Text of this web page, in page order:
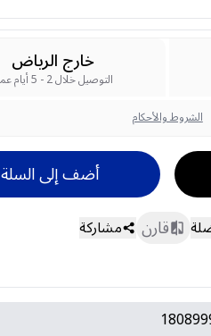
خارج الرياض
التوصيل خلال 2 - 5 أيام عمل
الشروط والأحكام
أضف إلى السلة
قارن مشاركة